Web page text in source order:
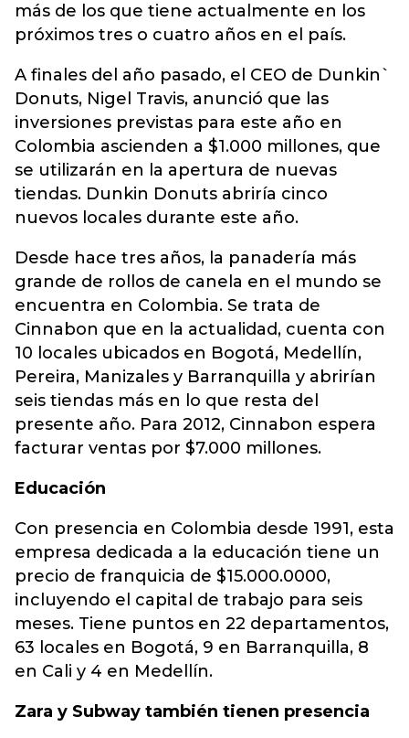
más de los que tiene actualmente en los
próximos tres o cuatro años en el país.
A finales del año pasado, el CEO de Dunkin`
Donuts, Nigel Travis, anunció que las
inversiones previstas para este año en
Colombia ascienden a $1.000 millones, que
se utilizarán en la apertura de nuevas
tiendas. Dunkin Donuts abriría cinco
nuevos locales durante este año.
Desde hace tres años, la panadería más
grande de rollos de canela en el mundo se
encuentra en Colombia. Se trata de
Cinnabon que en la actualidad, cuenta con
10 locales ubicados en Bogotá, Medellín,
Pereira, Manizales y Barranquilla y abrirían
seis tiendas más en lo que resta del
presente año. Para 2012, Cinnabon espera
facturar ventas por $7.000 millones.
Educación
Con presencia en Colombia desde 1991, esta
empresa dedicada a la educación tiene un
precio de franquicia de $15.000.0000,
incluyendo el capital de trabajo para seis
meses. Tiene puntos en 22 departamentos,
63 locales en Bogotá, 9 en Barranquilla, 8
en Cali y 4 en Medellín.
Zara y Subway también tienen presencia